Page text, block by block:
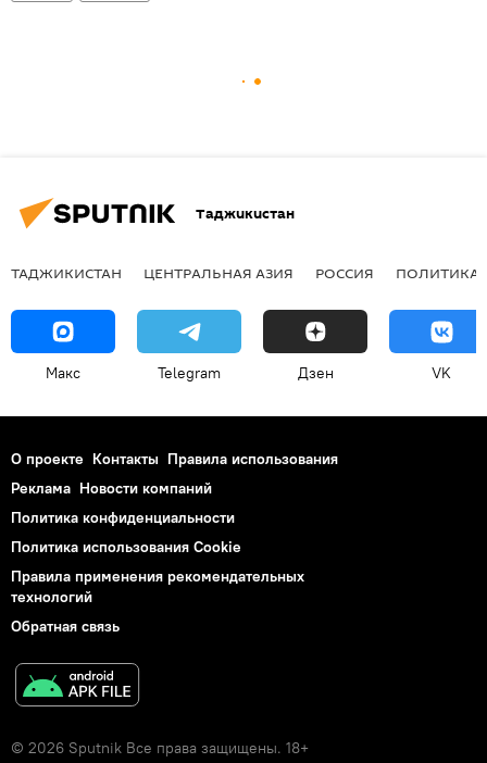
Таджикистан
ТАДЖИКИСТАН ЦЕНТРАЛЬНАЯ АЗИЯ РОССИЯ ПОЛИТИКА
Макс Telegram Дзен VK
О проекте Контакты Правила использования
Реклама Новости компаний
Политика конфиденциальности
Политика использования Cookie
Правила применения рекомендательных
технологий
Обратная связь
© 2026 Sputnik Все права защищены. 18+